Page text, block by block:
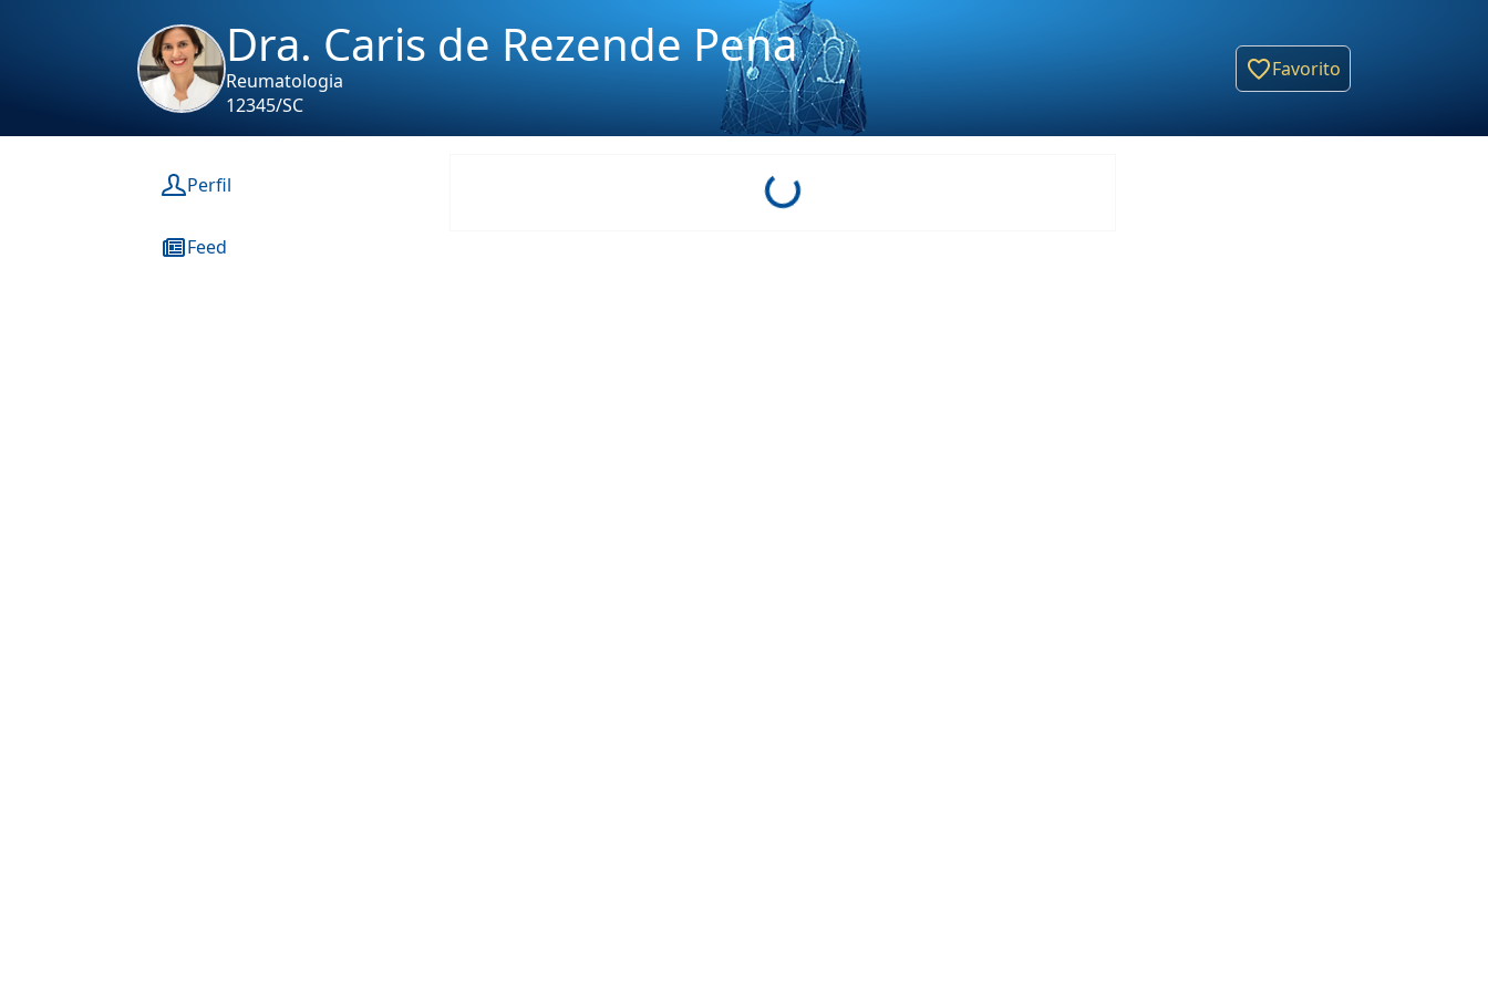
Dra. Caris de Rezende Pena
Reumatologia
12345/SC
Favorito
Perfil
Feed
Loading...